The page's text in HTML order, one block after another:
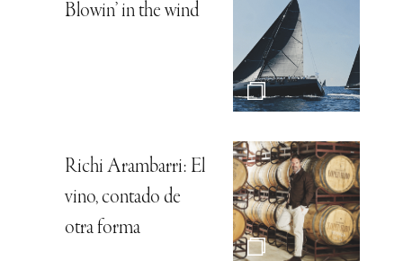
Blowin’ in the wind
Richi Arambarri: El
vino, contado de
otra forma